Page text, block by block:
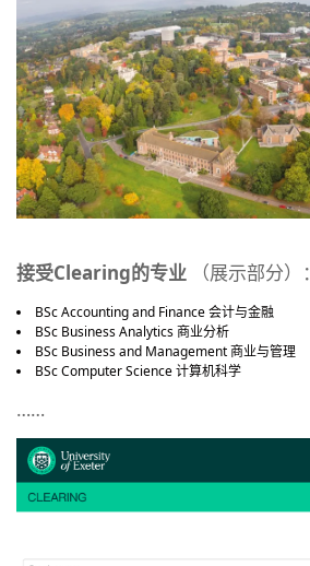
接受Clearing的专业 （展示部分）：
BSc Accounting and Finance 会计与金融
BSc Business Analytics 商业分析
BSc Business and Management 商业与管理
BSc Computer Science 计算机科学
……